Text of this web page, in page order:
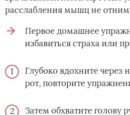
расслабления мышц не
Первое домашнее
избавиться страха или
Глубоко вдохните через
рот, повторите
Затем обхватите голову